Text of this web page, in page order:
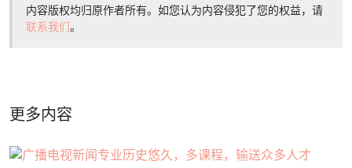
内容版权均归原作者所有。如您认为内容侵犯了您的权益，请
联系我们。
更多内容